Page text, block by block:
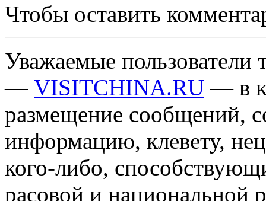
Чтобы оставить
Уважаемые пользователи
— VISITCHINA.RU — в
размещение сообщений,
информацию, клевету,
кого-либо,
расовой и национальной